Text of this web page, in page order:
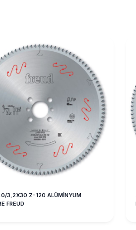
3,2X30 Z-120 ALÜMİNYUM
FREUD